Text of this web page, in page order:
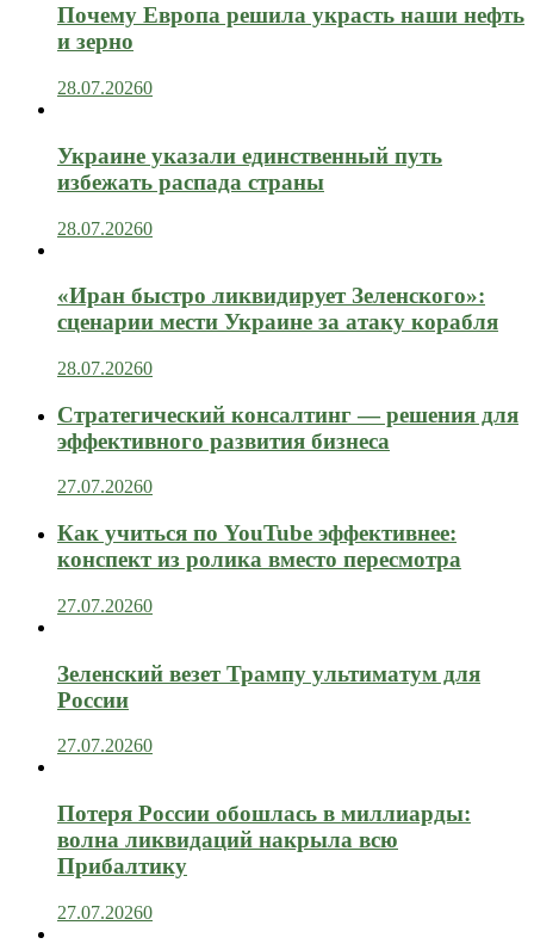
Почему Европа решила украсть наши нефть
и зерно
28.07.20260
Украине указали единственный путь
избежать распада страны
28.07.20260
«Иран быстро ликвидирует Зеленского»:
сценарии мести Украине за атаку корабля
28.07.20260
Стратегический консалтинг — решения для
эффективного развития бизнеса
27.07.20260
Как учиться по YouTube эффективнее:
конспект из ролика вместо пересмотра
27.07.20260
Зеленский везет Трампу ультиматум для
России
27.07.20260
Потеря России обошлась в миллиарды:
волна ликвидаций накрыла всю
Прибалтику
27.07.20260